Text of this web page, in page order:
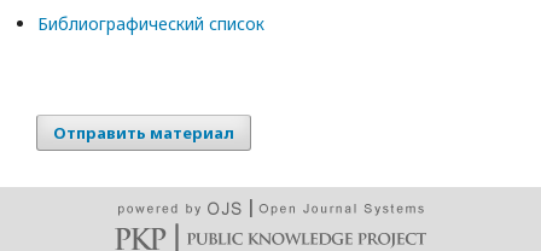
Библиографический список
Отправить материал